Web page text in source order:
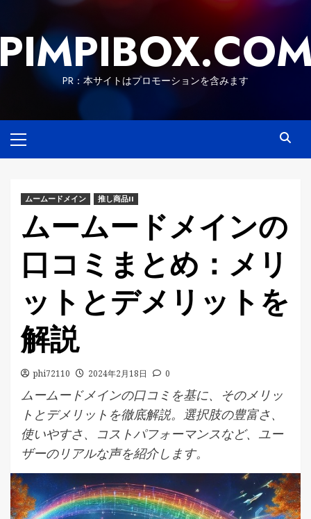
content
PR：本サイトはプロモーションを含みます
Menu
ムームードメイン 推し商品II
ムームードメインの
口コミまとめ：メリ
ットとデメリットを
解説
phi72110 2024年2月18日 0
ムームードメインの口コミを基に、そのメリッ
トとデメリットを徹底解説。選択肢の豊富さ、
使いやすさ、コストパフォーマンスなど、ユー
ザーのリアルな声を紹介します。